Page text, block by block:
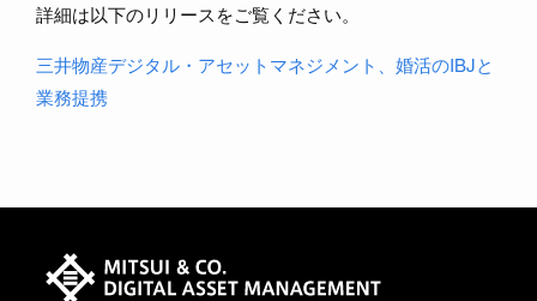
詳細は以下のリリースをご覧ください。
三井物産デジタル・アセットマネジメント、婚活のIBJと
業務提携